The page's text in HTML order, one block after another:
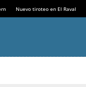
Nuevo tiroteo en El Raval